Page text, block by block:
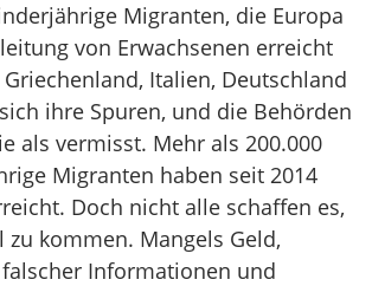
Migranten, die Europa
von Erwachsenen erreicht
Italien, Deutschland
ihre Spuren, und die Behörden
als vermisst. Mehr als 200.000
Migranten haben seit 2014
Doch nicht alle schaffen es,
zu kommen. Mangels Geld,
Informationen und